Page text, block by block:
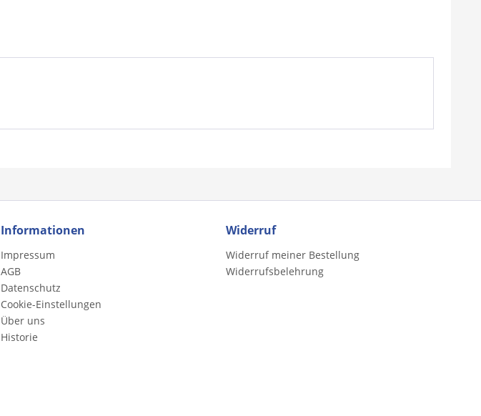
Informationen
Impressum
AGB
Datenschutz
Cookie-Einstellungen
Über uns
Historie
Widerruf
Widerruf meiner Bestellung
Widerrufsbelehrung